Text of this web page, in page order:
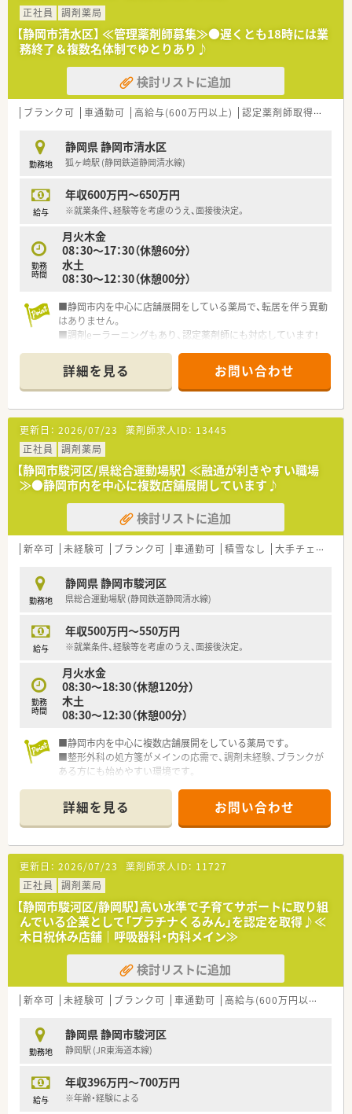
正社員
調剤薬局
【静岡市清水区】 ≪管理薬剤師募集≫●遅くとも18時には業
務終了＆複数名体制でゆとりあり♪
検討リストに追加
ブランク可 車通勤可 高給与(600万円以上) 認定薬剤師取得支援あり
勤務地
静岡県 静岡市清水区
狐ヶ崎駅 (静岡鉄道静岡清水線)
給与
年収600万円～650万円
※就業条件、経験等を考慮のうえ、面接後決定。
勤務
時間
月火木金
08：30～17：30（休憩60分）
水土
08：30～12：30（休憩00分）
■静岡市内を中心に店舗展開をしている薬局で、転居を伴う異動
はありません。
■調剤eーラーニングもあり、認定薬剤師にも対応しています！
詳細を見る お問い合わせ
更新日： 2026/07/23 薬剤師求人ID： 13445
正社員
調剤薬局
【静岡市駿河区/県総合運動場駅】 ≪融通が利きやすい職場
≫●静岡市内を中心に複数店舗展開しています♪
検討リストに追加
新卒可 未経験可 ブランク可 車通勤可 積雪なし 大手チェーン以外
勤務地
静岡県 静岡市駿河区
県総合運動場駅 (静岡鉄道静岡清水線)
給与
年収500万円～550万円
※就業条件、経験等を考慮のうえ、面接後決定。
勤務
時間
月火水金
08:30～18:30（休憩120分）
木土
08:30～12:30（休憩00分）
■静岡市内を中心に複数店舗展開をしている薬局です。
■整形外科の処方箋がメインの応需で、調剤未経験、ブランクが
ある方にも始めやすい環境です。
きます。
詳細を見る お問い合わせ
更新日： 2026/07/23 薬剤師求人ID： 11727
正社員
調剤薬局
【静岡市駿河区/静岡駅】高い水準で子育てサポートに取り組
んでいる企業として「プラチナくるみん」を認定を取得♪≪
木日祝休み店舗｜呼吸器科・内科メイン≫
検討リストに追加
新卒可 未経験可 ブランク可 車通勤可 高給与(600万円以上)
勤務地
静岡県 静岡市駿河区
静岡駅 (JR東海道本線)
給与
年収396万円～700万円
※年齢・経験による